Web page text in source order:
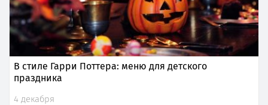
В стиле Гарри Поттера: меню для детского
праздника
4 декабря